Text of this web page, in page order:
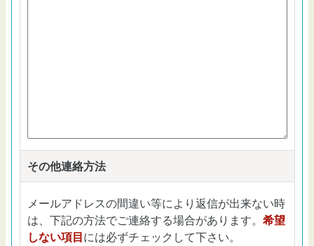
その他連絡方法
メールアドレスの間違い等により返信が出来ない時
は、下記の方法でご連絡する場合があります。 希望
しない項目には必ずチェックして下さい。